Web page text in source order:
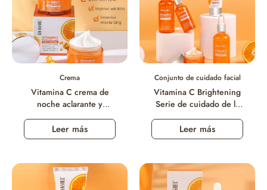
Crema
Vitamina C crema de
noche aclarante y
Leer más
Conjunto de cuidado facial
Vitamina C Brightening
Serie de cuidado de la
Leer más